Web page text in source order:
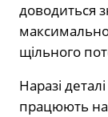
доводиться
щільного
Наразі
працюють на